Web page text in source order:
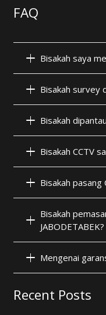
FAQ
Bisakah saya
Bisakah survey
Bisakah
Bisakah CCTV
Bisakah pasang
Bisakah
JABODETABEK?
Mengenai
Recent Posts